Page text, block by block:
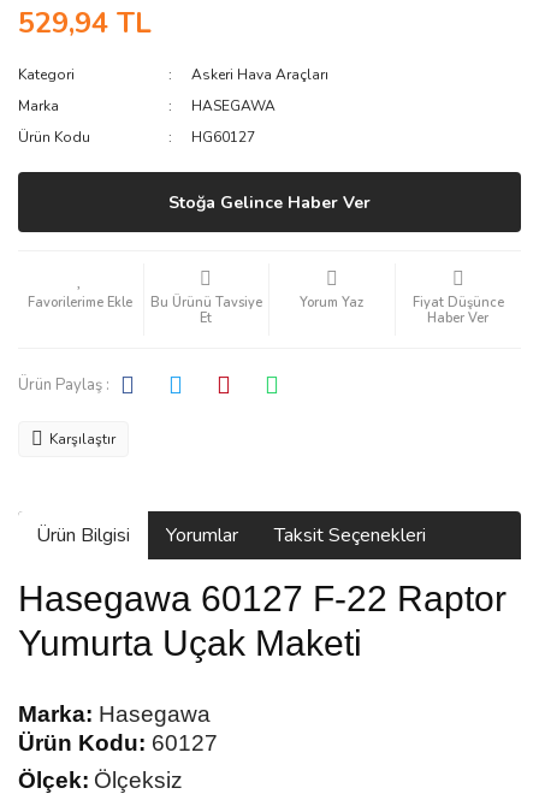
529,94 TL
Kategori
Askeri Hava Araçları
Marka
HASEGAWA
Ürün Kodu
HG60127
Stoğa Gelince Haber Ver
Bu Ürünü Tavsiye
Et
Yorum Yaz
Fiyat Düşünce
Haber Ver
Ürün Paylaş :
Karşılaştır
Ürün Bilgisi Yorumlar Taksit Seçenekleri
Hasegawa 60127 F-22 Raptor
Yumurta Uçak Maketi
Marka: Hasegawa
Ürün Kodu: 60127
Ölçek: Ölçeksiz